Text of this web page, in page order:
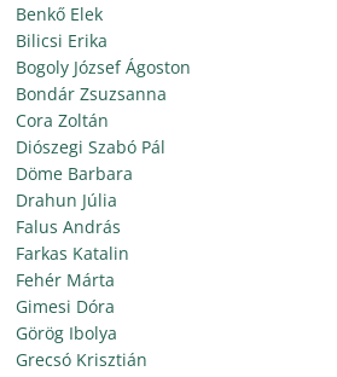
Benkő Elek
Bilicsi Erika
Bogoly József Ágoston
Bondár Zsuzsanna
Cora Zoltán
Diószegi Szabó Pál
Döme Barbara
Drahun Júlia
Falus András
Farkas Katalin
Fehér Márta
Gimesi Dóra
Görög Ibolya
Grecsó Krisztián